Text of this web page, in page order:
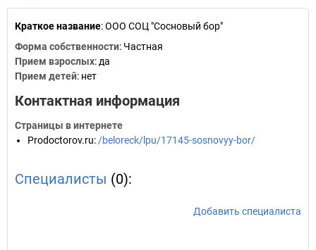
Краткое название:ООО СОЦ "Сосновый бор"
Форма собственности: Частная
Прием взрослых: да
Прием детей: нет
Контактная информация
Страницы в интернете
Prodoctorov.ru: /beloreck/lpu/17145-sosnovyy-bor/
Специалисты (0):
Добавить специалиста